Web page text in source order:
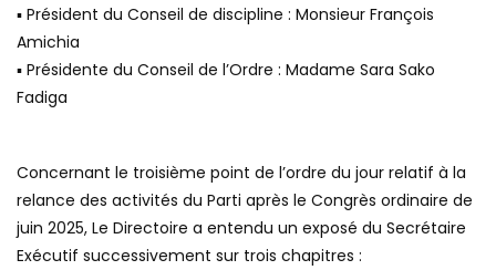
▪ Président du Conseil de discipline : Monsieur François
Amichia
▪ Présidente du Conseil de l’Ordre : Madame Sara Sako
Fadiga
Concernant le troisième point de l’ordre du jour relatif à la
relance des activités du Parti après le Congrès ordinaire de
juin 2025, Le Directoire a entendu un exposé du Secrétaire
Exécutif successivement sur trois chapitres :